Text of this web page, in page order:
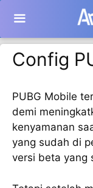
isi
Config
PUBG Mobile
demi
kenyamanan
yang sudah di
versi beta yang